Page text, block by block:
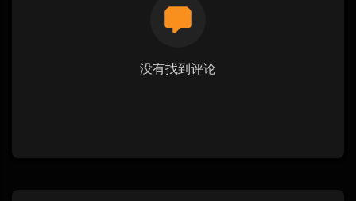
没有找到评论